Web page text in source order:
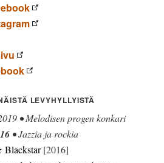
LEVYHYLLYISTÄ
• Melodisen progen konkari
• Jazzia ja rockia
Blackstar[2016]